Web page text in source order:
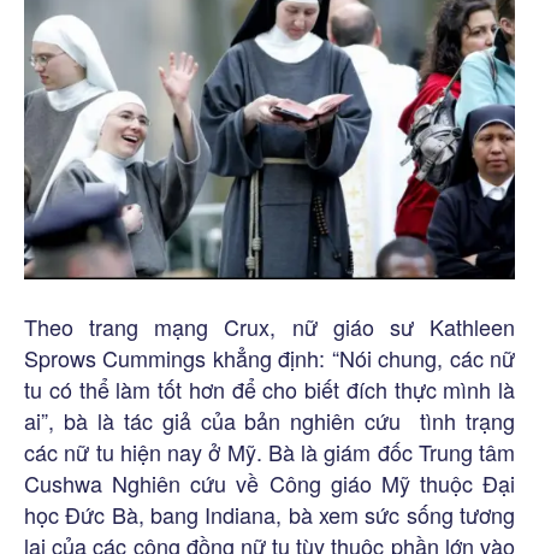
Theo trang mạng Crux, nữ giáo sư Kathleen
Sprows Cummings khẳng định: “Nói chung, các nữ
tu có thể làm tốt hơn để cho biết đích thực mình là
ai”, bà là tác giả của bản nghiên cứu tình trạng
các nữ tu hiện nay ở Mỹ. Bà là giám đốc Trung tâm
Cushwa Nghiên cứu về Công giáo Mỹ thuộc Đại
học Đức Bà, bang Indiana, bà xem sức sống tương
lai của các cộng đồng nữ tu tùy thuộc phần lớn vào